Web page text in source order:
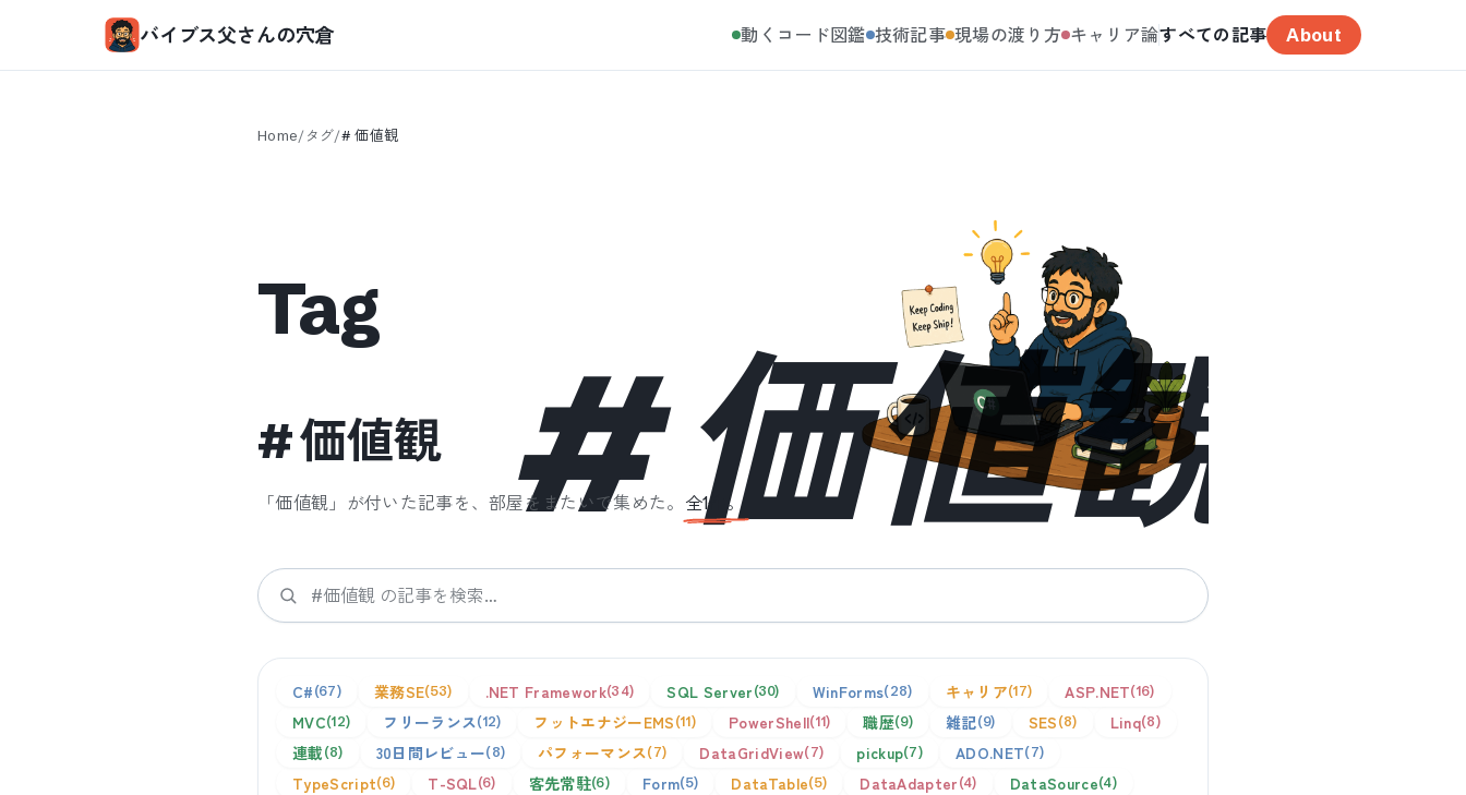
バイブス父さんの穴倉 動くコード図鑑 技術記事 現場の渡り方 キャリア論すべての記事 About
Home/タグ/#価値観
#価値観
Tag
#価値観
「価値観 」が付いた記事を、部屋をまたいで集めた。 全1件。
検索
C# 67 業務SE 53 .NET Framework 34 SQL Server 30 WinForms 28 キャリア 17 ASP.NET 16
MVC 12 フリーランス 12 フットエナジーEMS 11 PowerShell 11 職歴 9 雑記 9 SES 8 Linq 8
連載 8 30日間レビュー 8 パフォーマンス 7 DataGridView 7 pickup 7 ADO.NET 7
TypeScript 6 T-SQL 6 客先常駐 6 Form 5 DataTable 5 DataAdapter 4 DataSource 4